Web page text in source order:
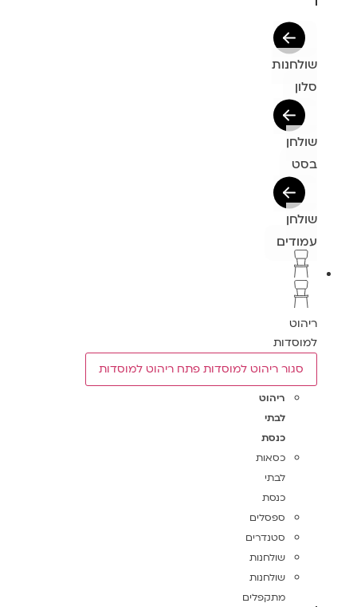
שולחנות
סלון
שולחן
בסט
שולחן
עמודים
ריהוט
למוסדות
סגור ריהוט למוסדות פתח ריהוט למוסדות
ריהוט
לבתי
כנסת
כסאות
לבתי
כנסת
ספסלים
סטנדרים
שולחנות
שולחנות
מתקפלים